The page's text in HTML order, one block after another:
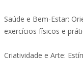
Saúde e Bem-Estar:
exercícios físicos e
Criatividade e Arte: